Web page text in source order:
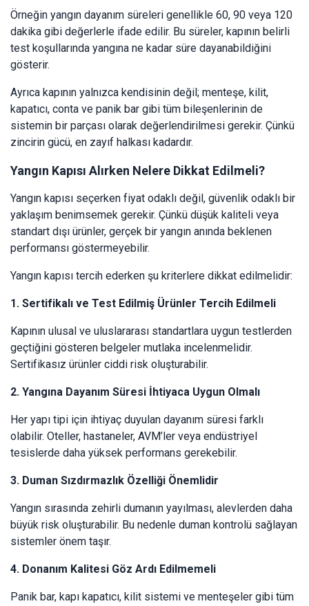
Örneğin yangın dayanım süreleri genellikle 60, 90 veya 120
dakika gibi değerlerle ifade edilir. Bu süreler, kapının belirli
test koşullarında yangına ne kadar süre dayanabildiğini
gösterir.
Ayrıca kapının yalnızca kendisinin değil; menteşe, kilit,
kapatıcı, conta ve panik bar gibi tüm bileşenlerinin de
sistemin bir parçası olarak değerlendirilmesi gerekir. Çünkü
zincirin gücü, en zayıf halkası kadardır.
Yangın Kapısı Alırken Nelere Dikkat Edilmeli?
Yangın kapısı seçerken fiyat odaklı değil, güvenlik odaklı bir
yaklaşım benimsemek gerekir. Çünkü düşük kaliteli veya
standart dışı ürünler, gerçek bir yangın anında beklenen
performansı göstermeyebilir.
Yangın kapısı tercih ederken şu kriterlere dikkat edilmelidir:
1. Sertifikalı ve Test Edilmiş Ürünler Tercih Edilmeli
Kapının ulusal ve uluslararası standartlara uygun testlerden
geçtiğini gösteren belgeler mutlaka incelenmelidir.
Sertifikasız ürünler ciddi risk oluşturabilir.
2. Yangına Dayanım Süresi İhtiyaca Uygun Olmalı
Her yapı tipi için ihtiyaç duyulan dayanım süresi farklı
olabilir. Oteller, hastaneler, AVM’ler veya endüstriyel
tesislerde daha yüksek performans gerekebilir.
3. Duman Sızdırmazlık Özelliği Önemlidir
Yangın sırasında zehirli dumanın yayılması, alevlerden daha
büyük risk oluşturabilir. Bu nedenle duman kontrolü sağlayan
sistemler önem taşır.
4. Donanım Kalitesi Göz Ardı Edilmemeli
Panik bar, kapı kapatıcı, kilit sistemi ve menteşeler gibi tüm